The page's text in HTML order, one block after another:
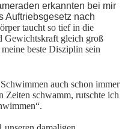
erkannten bei mir
Auftriebsgesetz nach
taucht so tief in die
Gewichtskraft gleich groß
beste Disziplin sein
auch schon immer
Zeiten schwamm, rutschte ich